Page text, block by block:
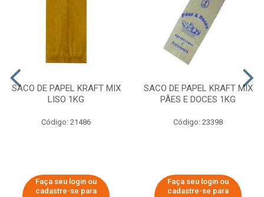
SACO DE PAPEL KRAFT MIX
LISO 1KG
Código: 21486
Faça seu login ou
cadastre-se para
SACO DE PAPEL KRAFT MIX
PÃES E DOCES 1KG
Código: 23398
Faça seu login ou
cadastre-se para